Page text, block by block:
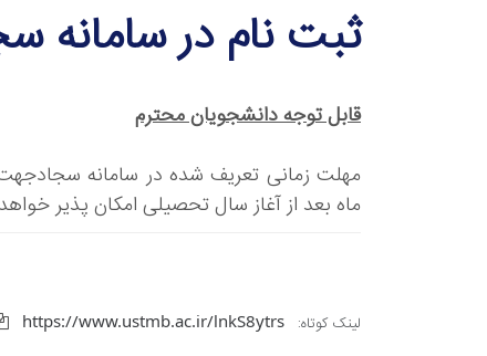
ثبت نام در سامانه
قابل توجه دانشجویان محترم
مهلت زمانی تعریف شده در سامانه
ماه بعد از آغاز سال تحصیلی امکان پذیر
لینک کوتاه:
https://www.ustmb.ac.ir/lnkS8ytrs